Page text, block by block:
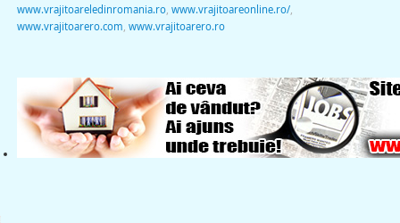
www.vrajitoareledinromania.ro, www.vrajitoareonline.ro/,
www.vrajitoarero.com www.vrajitoarero.ro